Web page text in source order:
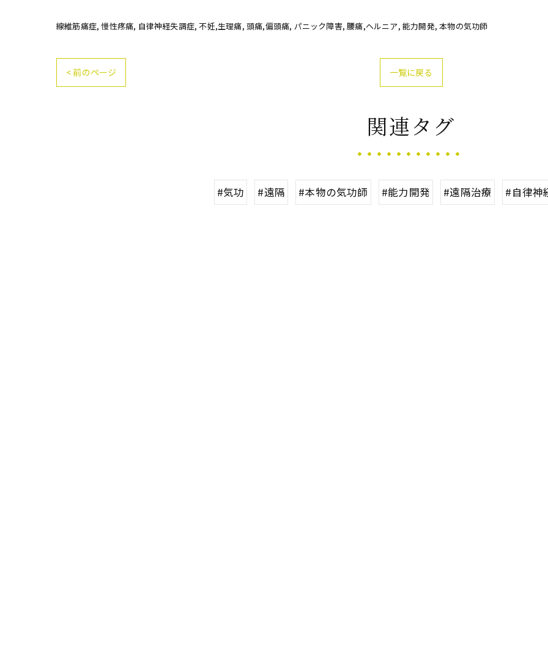
線維筋痛症 慢性疼痛 自律神経失調症 不妊,生理痛 頭痛,偏頭痛 パニック障害 腰痛,ヘルニア 能力開発 本物の気功師
< 前のページ 一覧に戻る
関連タグ
#気功 #遠隔 #本物の気功師 #能力開発 #遠隔治療 #自律神